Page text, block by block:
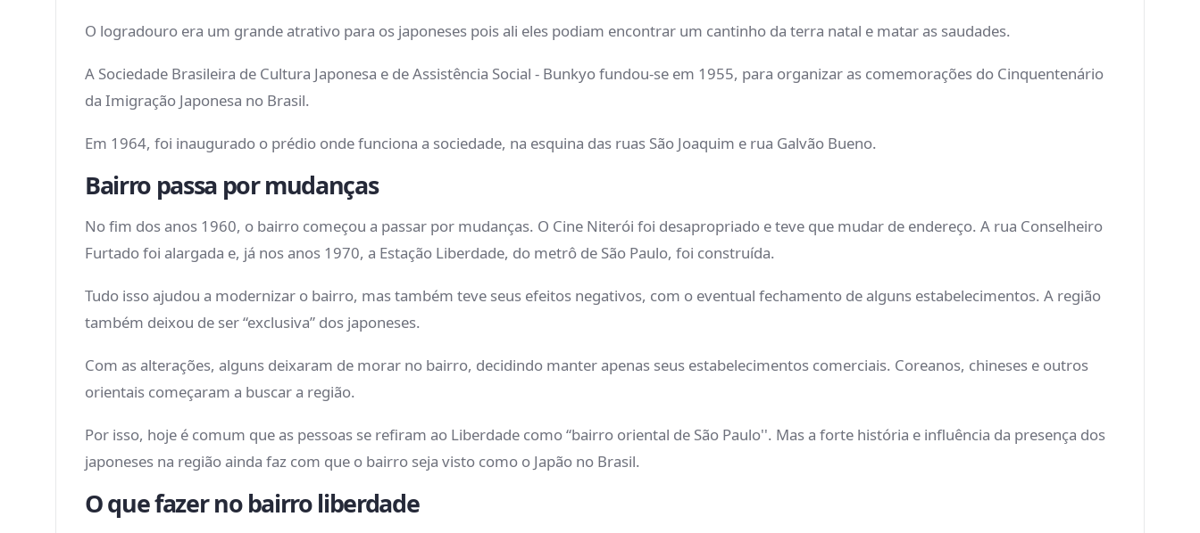
O logradouro era um grande atrativo para os japoneses pois ali eles podiam encontrar um cantinho da terra natal e matar as saudades.
A Sociedade Brasileira de Cultura Japonesa e de Assistência Social - Bunkyo fundou-se em 1955, para organizar as comemorações do Cinquentenário
da Imigração Japonesa no Brasil.
Em 1964, foi inaugurado o prédio onde funciona a sociedade, na esquina das ruas São Joaquim e rua Galvão Bueno.
Bairro passa por mudanças
No fim dos anos 1960, o bairro começou a passar por mudanças. O Cine Niterói foi desapropriado e teve que mudar de endereço. A rua Conselheiro
Furtado foi alargada e, já nos anos 1970, a Estação Liberdade, do metrô de São Paulo, foi construída.
Tudo isso ajudou a modernizar o bairro, mas também teve seus efeitos negativos, com o eventual fechamento de alguns estabelecimentos. A região
também deixou de ser “exclusiva” dos japoneses.
Com as alterações, alguns deixaram de morar no bairro, decidindo manter apenas seus estabelecimentos comerciais. Coreanos, chineses e outros
orientais começaram a buscar a região.
Por isso, hoje é comum que as pessoas se refiram ao Liberdade como “bairro oriental de São Paulo''. Mas a forte história e influência da presença dos
japoneses na região ainda faz com que o bairro seja visto como o Japão no Brasil.
O que fazer no bairro liberdade